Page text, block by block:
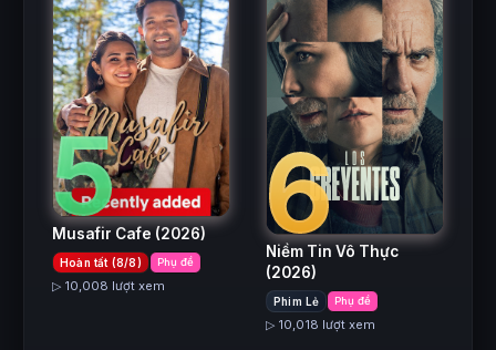
5
Musafir Cafe (2026)
Hoàn tất (8/8) Phụ đề
▷ 10,008 lượt xem
6
Niềm Tin Vô Thực
(2026)
Phim Lẻ Phụ đề
▷ 10,018 lượt xem